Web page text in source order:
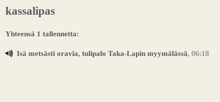
kassalipas
Yhteensä 1 tallennetta:
Isä metsästi oravia, tulipalo Taka-Lapin myymälässä, 06:18